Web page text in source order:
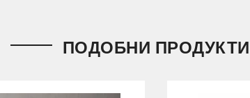
ПОДОБНИ ПРОДУКТИ